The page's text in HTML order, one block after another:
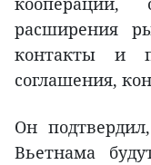
расширения
контакты и
соглашения,
Он
Вьетнама